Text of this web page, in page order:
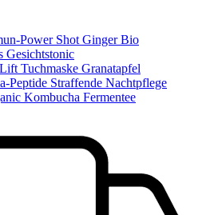
Power Shot Ginger Bio
Gesichtstonic
Tuchmaske Granatapfel
Peptide Straffende Nachtpflege
Kombucha Fermentee